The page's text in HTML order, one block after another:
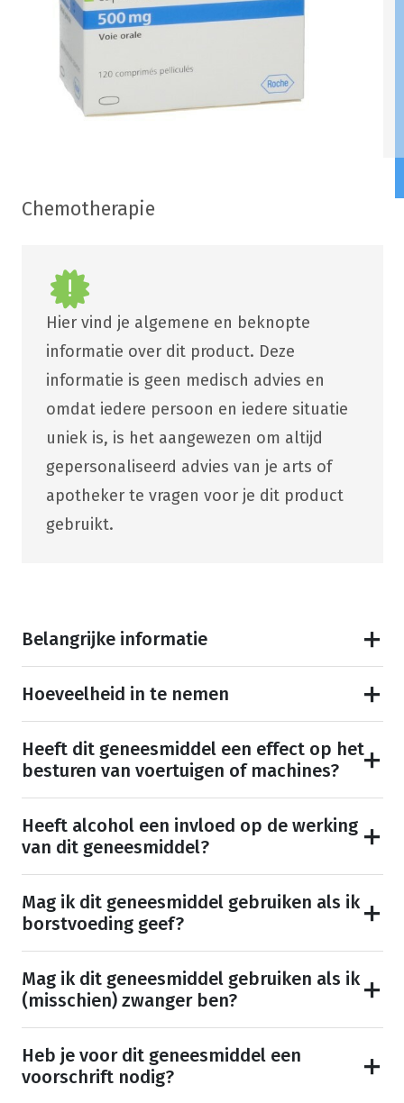
Chemotherapie
Hier vind je algemene en beknopte
informatie over dit product. Deze
informatie is geen medisch advies en
omdat iedere persoon en iedere situatie
uniek is, is het aangewezen om altijd
gepersonaliseerd advies van je arts of
apotheker te vragen voor je dit product
gebruikt.
Belangrijke informatie
Hoeveelheid in te nemen
Heeft dit geneesmiddel een effect op het
besturen van voertuigen of machines?
Heeft alcohol een invloed op de werking
van dit geneesmiddel?
Mag ik dit geneesmiddel gebruiken als ik
borstvoeding geef?
Mag ik dit geneesmiddel gebruiken als ik
(misschien) zwanger ben?
Heb je voor dit geneesmiddel een
voorschrift nodig?